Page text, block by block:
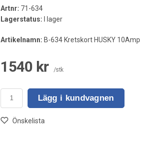
Artnr: 71-634
Lagerstatus: I lager
Artikelnamn: B-634 Kretskort HUSKY 10Amp
1540 kr /stk
Lägg i kundvagnen
Önskelista